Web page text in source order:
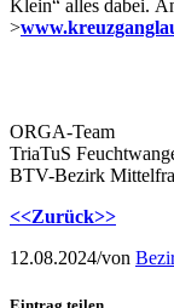
Klein“ alles dabei.
>
ORGA-Team
TriaTuS
BTV-Bezirk
<<Zurück>>
12.08.2024/von